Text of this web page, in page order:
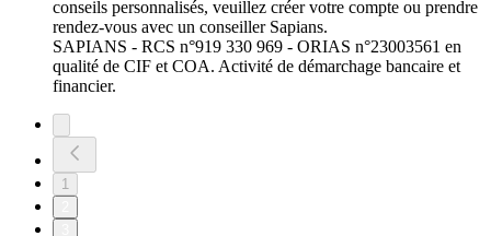
conseils personnalisés, veuillez créer votre compte ou prendre
rendez-vous avec un conseiller Sapians.
SAPIANS - RCS n°919 330 969 - ORIAS n°23003561 en
qualité de CIF et COA. Activité de démarchage bancaire et
financier.
1